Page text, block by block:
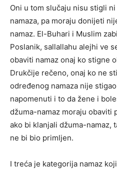
Oni u tom slučaju nisu stigli
namaza, pa moraju donijeti
namaz. El-Buhari i Muslim
Poslanik, sallallahu alejhi ve
obaviti namaz onaj ko stigne
Drukčije rečeno, onaj ko ne
određenog namaza nije
napomenuti i to da žene i
džuma-namaz moraju obaviti
ako bi klanjali džuma-namaz,
ne bi bio primljen.
I treća je kategorija namaz